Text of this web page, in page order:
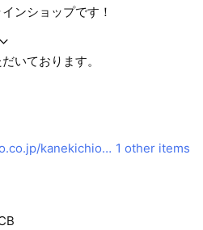
ンショップです！
いております。
store.shopping.yahoo.co.jp/kanekichionline-ya/index.html 1 other items